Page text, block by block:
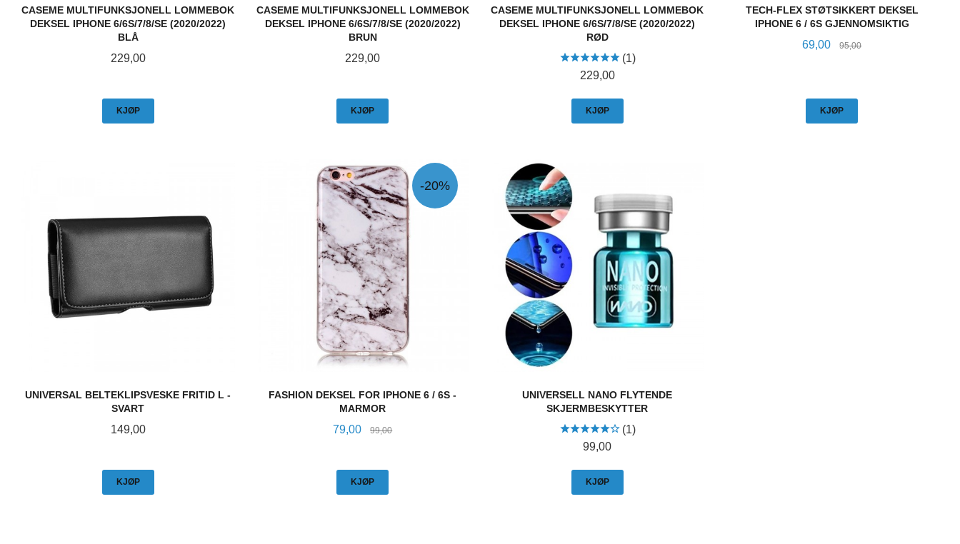
CASEME MULTIFUNKSJONELL LOMMEBOK
DEKSEL IPHONE 6/6S/7/8/SE (2020/2022)
BLÅ
Pris
229,00
KJØP
CASEME MULTIFUNKSJONELL LOMMEBOK
DEKSEL IPHONE 6/6S/7/8/SE (2020/2022)
BRUN
Pris
229,00
KJØP
CASEME MULTIFUNKSJONELL LOMMEBOK
DEKSEL IPHONE 6/6S/7/8/SE (2020/2022)
RØD
(1)
Pris
229,00
KJØP
TECH-FLEX STØTSIKKERT DEKSEL
IPHONE 6 / 6S GJENNOMSIKTIG
Tilbud
69,00 95,00Rabatt
KJØP
UNIVERSAL BELTEKLIPSVESKE FRITID L -
SVART
Pris
149,00
KJØP
FASHION DEKSEL FOR IPHONE 6 / 6S -
MARMOR
Tilbud
79,00 99,00Rabatt
-20%
KJØP
UNIVERSELL NANO FLYTENDE
SKJERMBESKYTTER
(1)
Pris
99,00
KJØP